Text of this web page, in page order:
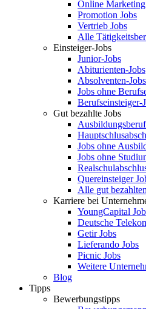
Online Marketing
Promotion Jobs
Vertrieb Jobs
Alle
Einsteiger-Jobs
Junior-Jobs
Abiturienten-Jobs
Absolventen-Jobs
Jobs ohne
Berufseinsteiger-
Gut bezahlte Jobs
Jobs ohne
Jobs ohne
Quereinsteiger
Alle gut
Karriere bei
YoungCapital
Deutsche
Getir Jobs
Lieferando Jobs
Picnic Jobs
Weitere
Blog
Tipps
Bewerbungstipps